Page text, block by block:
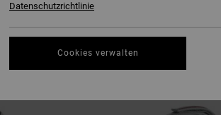
Datenschutzrichtlinie
Cookies verwalten